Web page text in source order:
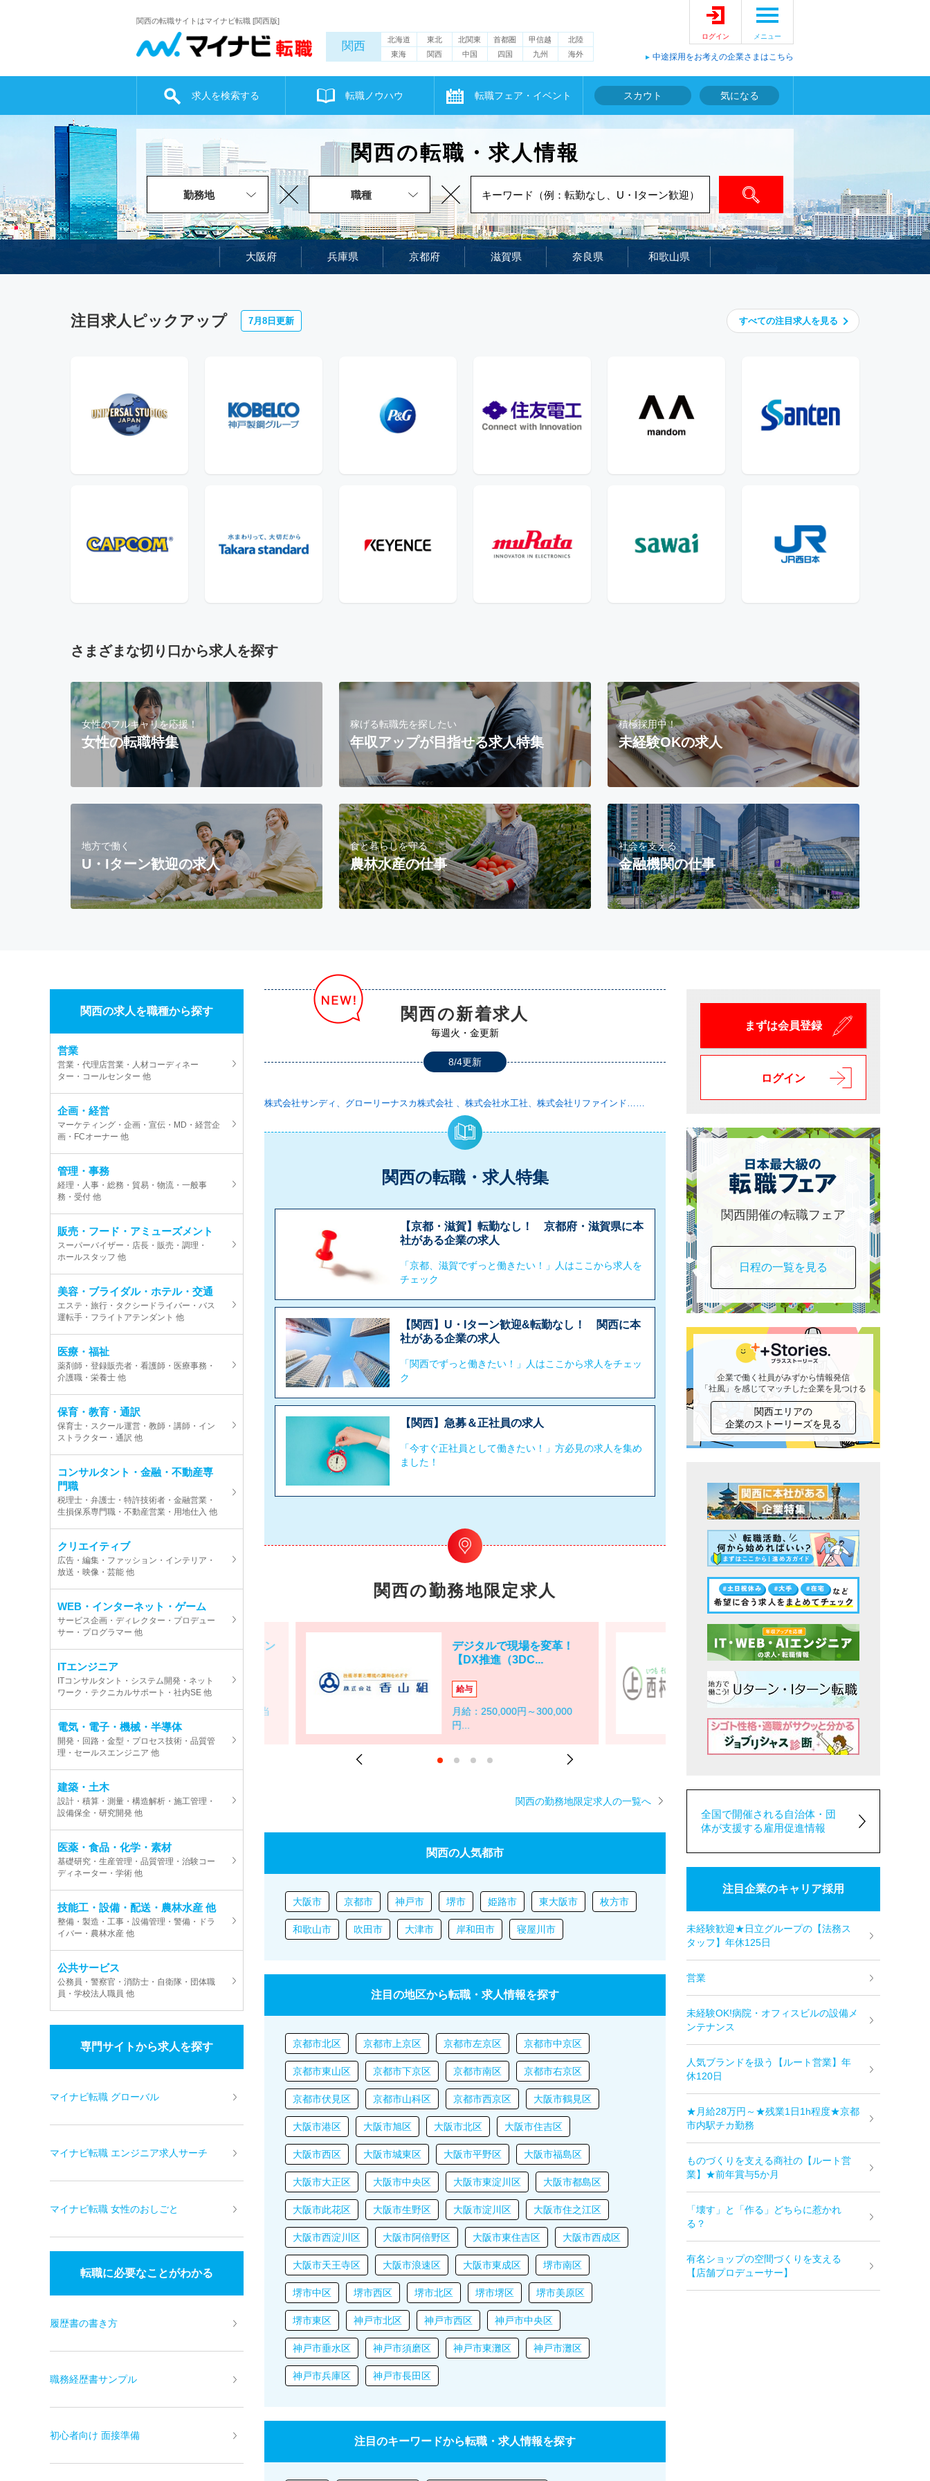
関西の転職サイトはマイナビ転職 [関西版]
関西 北海道 東北 北関東 首都圏 甲信越
北陸
東海
関西 中国 四国 九州 海外
ログイン メニュー
中途採用をお考えの企業さまはこちら
求人を検索する 転職ノウハウ 転職フェア・イベント スカウト 気になる
関西の転職・求人情報
勤務地 職種
大阪府 兵庫県 京都府 滋賀県 奈良県 和歌山県
関西の求人を職種から探す
営業
営業・代理店営業・人材コーディネー
ター・コールセンター 他
企画・経営
マーケティング・企画・宣伝・MD・経営企
画・FCオーナー 他
管理・事務
経理・人事・総務・貿易・物流・一般事
務・受付 他
販売・フード・アミューズメント
スーパーバイザー・店長・販売・調理・
ホールスタッフ 他
美容・ブライダル・ホテル・交通
エステ・旅行・タクシードライバー・バス
運転手・フライトアテンダント 他
医療・福祉
薬剤師・登録販売者・看護師・医療事務・
介護職・栄養士 他
保育・教育・通訳
保育士・スクール運営・教師・講師・イン
ストラクター・通訳 他
コンサルタント・金融・不動産専
門職
税理士・弁護士・特許技術者・金融営業・
生損保系専門職・不動産営業・用地仕入 他
クリエイティブ
広告・編集・ファッション・インテリア・
放送・映像・芸能 他
WEB・インターネット・ゲーム
サービス企画・ディレクター・プロデュー
サー・プログラマー 他
ITエンジニア
ITコンサルタント・システム開発・ネット
ワーク・テクニカルサポート・社内SE 他
電気・電子・機械・半導体
開発・回路・金型・プロセス技術・品質管
理・セールスエンジニア 他
建築・土木
設計・積算・測量・構造解析・施工管理・
設備保全・研究開発 他
医薬・食品・化学・素材
基礎研究・生産管理・品質管理・治験コー
ディネーター・学術 他
技能工・設備・配送・農林水産 他
整備・製造・工事・設備管理・警備・ドラ
イバー・農林水産 他
公共サービス
公務員・警察官・消防士・自衛隊・団体職
員・学校法人職員 他
専門サイトから求人を探す
マイナビ転職 グローバル
マイナビ転職 エンジニア求人サーチ
マイナビ転職 女性のおしごと
転職に必要なことがわかる
履歴書の書き方
職務経歴書サンプル
初心者向け 面接準備
関西の新着求人
毎週火・金更新
8/4更新
株式会社サンディ、グローリーナスカ株式会社 、株式会社水工社、株式会社リファインド……
関西の転職・求人特集
【京都・滋賀】転勤なし！ 京都府・滋賀県に本
社がある企業の求人
「京都、滋賀でずっと働きたい！」人はここから求人を
チェック
【関西】U・Iターン歓迎&転勤なし！ 関西に本
社がある企業の求人
「関西でずっと働きたい！」人はここから求人をチェッ
ク
【関西】急募＆正社員の求人
「今すぐ正社員として働きたい！」方必見の求人を集め
ました！
関西の勤務地限定求人
月給30万円以上！【イベン
給与
月給30万円～32万円＋諸手当
※試用期...
デジタルで現場を変革！
【DX推進（3DC...
給与
月給：250,000円～300,000
円...
＜未経験者も歓迎！＞滋賀
県内の工事現場な...
給与
月給：241,500円～362,800
円...
関西の勤務地限定求人の一覧へ
関西の人気都市
大阪市 京都市 神戸市 堺市 姫路市 東大阪市 枚方市
和歌山市 吹田市 大津市 岸和田市 寝屋川市
注目の地区から転職・求人情報を探す
京都市北区 京都市上京区 京都市左京区 京都市中京区
京都市東山区 京都市下京区 京都市南区 京都市右京区
京都市伏見区 京都市山科区 京都市西京区 大阪市鶴見区
大阪市港区 大阪市旭区 大阪市北区 大阪市住吉区
大阪市西区 大阪市城東区 大阪市平野区 大阪市福島区
大阪市大正区 大阪市中央区 大阪市東淀川区 大阪市都島区
大阪市此花区 大阪市生野区 大阪市淀川区 大阪市住之江区
大阪市西淀川区 大阪市阿倍野区 大阪市東住吉区 大阪市西成区
大阪市天王寺区 大阪市浪速区 大阪市東成区 堺市南区
堺市中区 堺市西区 堺市北区 堺市堺区 堺市美原区
堺市東区 神戸市北区 神戸市西区 神戸市中央区
神戸市垂水区 神戸市須磨区 神戸市東灘区 神戸市灘区
神戸市兵庫区 神戸市長田区
注目のキーワードから転職・求人情報を探す
まずは会員登録
ログイン
関西開催の転職フェア
日程の一覧を見る
企業で働く社員がみずから情報発信
「社風」を感じてマッチした企業を見つける
関西エリアの
企業のストーリーズを見る
全国で開催される自治体・団
体が支援する雇用促進情報
注目企業のキャリア採用
未経験歓迎★日立グループの【法務ス
タッフ】年休125日
営業
未経験OK!病院・オフィスビルの設備メ
ンテナンス
人気ブランドを扱う【ルート営業】年
休120日
★月給28万円～★残業1日1h程度★京都
市内駅チカ勤務
ものづくりを支える商社の【ルート営
業】★前年賞与5か月
「壊す」と「作る」どちらに惹かれ
る？
有名ショップの空間づくりを支える
【店舗プロデューサー】
注目求人ピックアップ 7月8日更新 すべての注目求人を見る
さまざまな切り口から求人を探す
女性のフルキャリを応援！
女性の転職特集
稼げる転職先を探したい
年収アップが目指せる求人特集
積極採用中！
未経験OKの求人
地方で働く
U・Iターン歓迎の求人
食と暮らしを守る
農林水産の仕事
社会を支える
金融機関の仕事